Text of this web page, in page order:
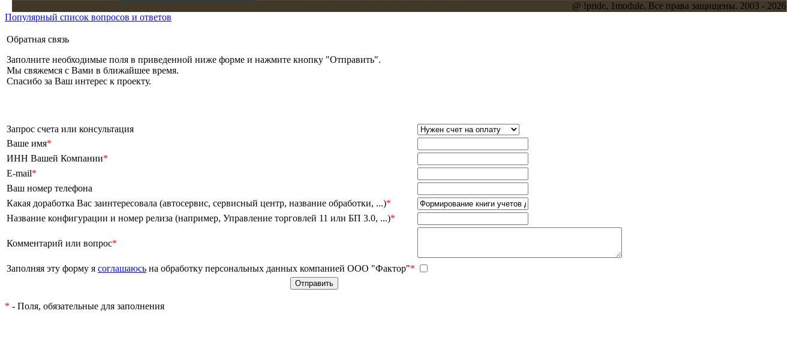
@ !pride, 1module. Все права защищены. 2003 - 2026
Популярный список вопросов и ответов
Обратная связь
Заполните необходимые поля в приведенной ниже форме и нажмите кнопку "Отправить".
Мы свяжемся с Вами в ближайшее время.
Спасибо за Ваш интерес к проекту.
Запрос счета или консультация
Ваше имя*
ИНН Вашей Компании*
E-mail*
Ваш номер телефона
Какая доработка Вас заинтересовала (автосервис, сервисный центр, название обработки, ...)*
Название конфигурации и номер релиза (например, Управление торговлей 11 или БП 3.0, ...)*
Комментарий или вопрос*
Заполняя эту форму я соглашаюсь на обработку персональных данных компанией ООО "Фактор"*
* - Поля, обязательные для заполнения